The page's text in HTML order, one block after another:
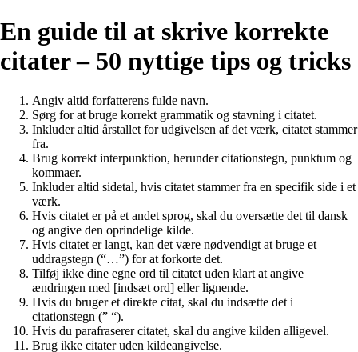
En guide til at skrive korrekte
citater – 50 nyttige tips og tricks
Angiv altid forfatterens fulde navn.
Sørg for at bruge korrekt grammatik og stavning i citatet.
Inkluder altid årstallet for udgivelsen af det værk, citatet stammer
fra.
Brug korrekt interpunktion, herunder citationstegn, punktum og
kommaer.
Inkluder altid sidetal, hvis citatet stammer fra en specifik side i et
værk.
Hvis citatet er på et andet sprog, skal du oversætte det til dansk
og angive den oprindelige kilde.
Hvis citatet er langt, kan det være nødvendigt at bruge et
uddragstegn (“…”) for at forkorte det.
Tilføj ikke dine egne ord til citatet uden klart at angive
ændringen med [indsæt ord] eller lignende.
Hvis du bruger et direkte citat, skal du indsætte det i
citationstegn (” “).
Hvis du parafraserer citatet, skal du angive kilden alligevel.
Brug ikke citater uden kildeangivelse.